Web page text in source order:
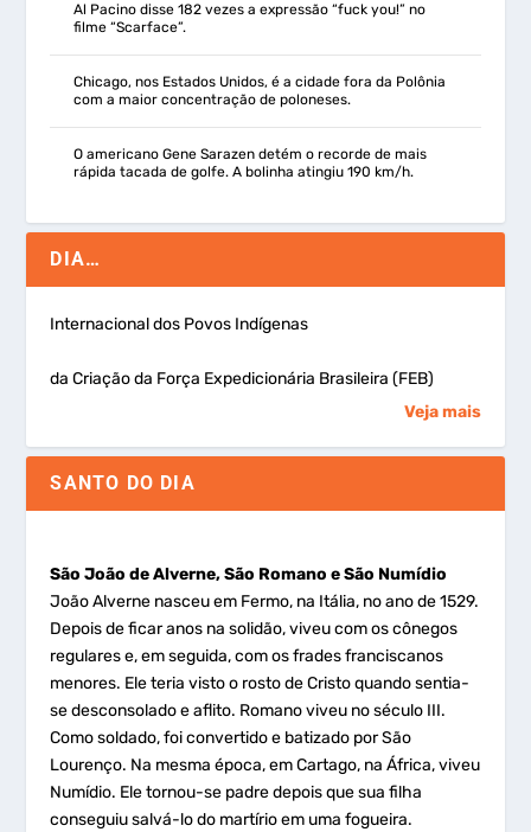
Al Pacino disse 182 vezes a expressão “fuck you!” no
filme “Scarface”.
Chicago, nos Estados Unidos, é a cidade fora da Polônia
com a maior concentração de poloneses.
O americano Gene Sarazen detém o recorde de mais
rápida tacada de golfe. A bolinha atingiu 190 km/h.
DIA…
Internacional dos Povos Indígenas
da Criação da Força Expedicionária Brasileira (FEB)
Veja mais
SANTO DO DIA
São João de Alverne, São Romano e São Numídio
João Alverne nasceu em Fermo, na Itália, no ano de 1529.
Depois de ficar anos na solidão, viveu com os cônegos
regulares e, em seguida, com os frades franciscanos
menores. Ele teria visto o rosto de Cristo quando sentia-
se desconsolado e aflito. Romano viveu no século III.
Como soldado, foi convertido e batizado por São
Lourenço. Na mesma época, em Cartago, na África, viveu
Numídio. Ele tornou-se padre depois que sua filha
conseguiu salvá-lo do martírio em uma fogueira.